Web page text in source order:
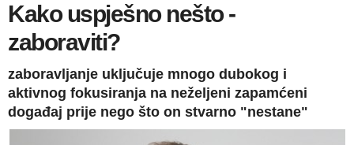
Kako uspješno nešto -
zaboraviti?
zaboravljanje uključuje mnogo dubokog i
aktivnog fokusiranja na neželjeni zapamćeni
događaj prije nego što on stvarno "nestane"